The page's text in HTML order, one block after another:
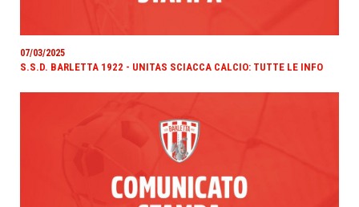
07/03/2025
S.S.D. BARLETTA 1922 - UNITAS SCIACCA CALCIO: TUTTE LE INFO